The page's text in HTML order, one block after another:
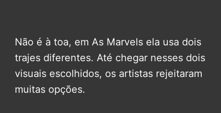
Não é à toa, em As Marvels ela usa dois
trajes diferentes. Até chegar nesses dois
visuais escolhidos, os artistas rejeitaram
muitas opções.